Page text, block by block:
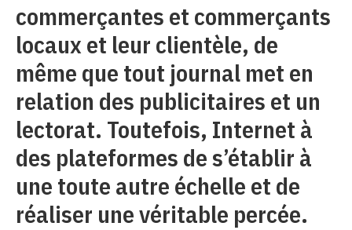
commerçantes et commerçants
locaux et leur clientèle, de
même que tout journal met en
relation des publicitaires et un
lectorat. Toutefois, Internet à
des plateformes de s’établir à
une toute autre échelle et de
réaliser une véritable percée.